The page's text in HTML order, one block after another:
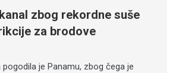
zbog rekordne suše
za brodove
pogodila je Panamu, zbog čega je